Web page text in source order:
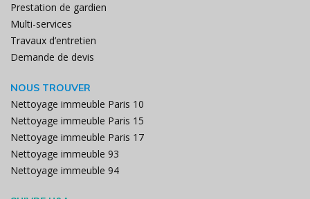
Prestation de gardien
Multi-services
Travaux d’entretien
Demande de devis
NOUS TROUVER
Nettoyage immeuble Paris 10
Nettoyage immeuble Paris 15
Nettoyage immeuble Paris 17
Nettoyage immeuble 93
Nettoyage immeuble 94